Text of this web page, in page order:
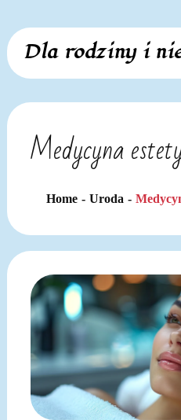
Skip
content
Dla rodziny i
Medycyna
Home Uroda